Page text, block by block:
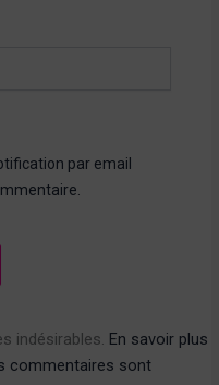
par email
indésirables. En savoir plus
commentaires sont